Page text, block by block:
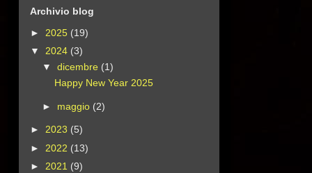
Archivio blog
► 2025 (19)
▼ 2024 (3)
▼ dicembre (1)
Happy New Year 2025
► maggio (2)
► 2023 (5)
► 2022 (13)
► 2021 (9)